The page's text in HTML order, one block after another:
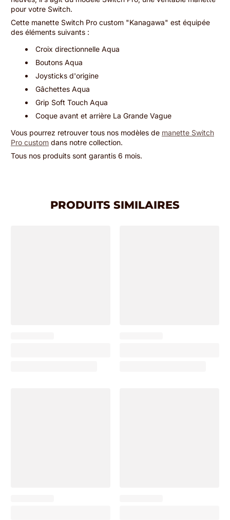
pour votre Switch.
Cette manette Switch Pro custom "Kanagawa" est équipée
des éléments suivants :
Croix directionnelle Aqua
Boutons Aqua
Joysticks d'origine
Gâchettes Aqua
Grip Soft Touch Aqua
Coque avant et arrière La Grande Vague
Vous pourrez retrouver tous nos modèles de manette Switch
Pro custom dans notre collection.
Tous nos produits sont garantis 6 mois.
PRODUITS SIMILAIRES